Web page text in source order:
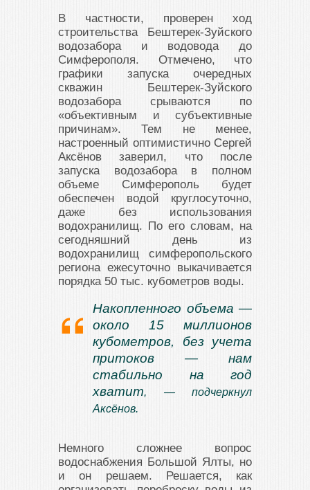
В частности, проверен ход
строительства Бештерек-Зуйского
водозабора и водовода до
Симферополя. Отмечено, что
графики запуска очередных
скважин Бештерек-Зуйского
водозабора срываются по
«объективным и субъективные
причинам». Тем не менее,
настроенный оптимистично Сергей
Аксёнов заверил, что после
запуска водозабора в полном
объеме Симферополь будет
обеспечен водой круглосуточно,
даже без использования
водохранилищ. По его словам, на
сегодняшний день из
водохранилищ симферопольского
региона ежесуточно выкачивается
порядка 50 тыс. кубометров воды.
Накопленного объема —
около 15 миллионов
кубометров, без учета
притоков — нам
стабильно на год
хватит, — подчеркнул
Аксёнов.
Немного сложнее вопрос
водоснабжения Большой Ялты, но
и он решаем. Решается, как